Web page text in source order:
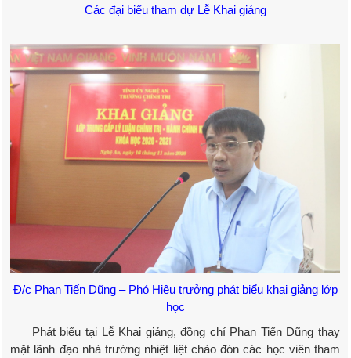
Các đại biểu tham dự Lễ Khai giảng
Đ/c Phan Tiến Dũng – Phó Hiệu trưởng phát biểu khai giảng lớp
học
Phát biểu tại Lễ Khai giảng, đồng chí Phan Tiến Dũng thay
mặt lãnh đạo nhà trường nhiệt liệt chào đón các học viên tham